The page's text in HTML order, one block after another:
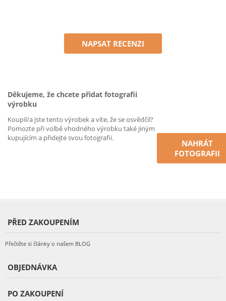
NAPSAT RECENZI
Děkujeme, že chcete přidat fotografii
výrobku
Koupil/a jste tento výrobek a víte, že se osvědčil?
Pomozte při volbě vhodného výrobku také jiným
kupujícím a přidejte svou fotografii.
NAHRÁT
FOTOGRAFII
PŘED ZAKOUPENÍM
Přečtěte si články o našem BLOG
OBJEDNÁVKA
PO ZAKOUPENÍ